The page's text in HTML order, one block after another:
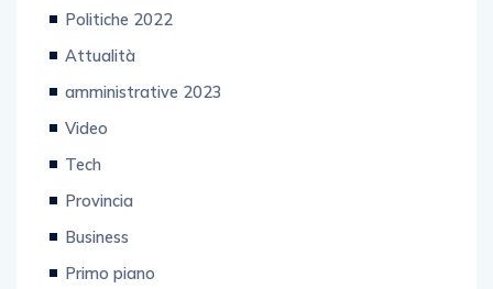
Politiche 2022
Attualità
amministrative 2023
Video
Tech
Provincia
Business
Primo piano